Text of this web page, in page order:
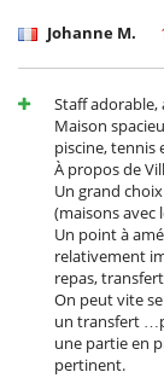
Johanne M.
Staff adorable,
Maison
piscine, tennis
À propos de
Un grand
(maisons avec
Un point à
relativement
repas,
On peut vite
un transfert
une partie en
pertinent.